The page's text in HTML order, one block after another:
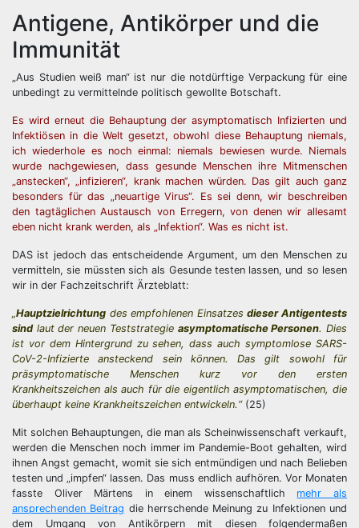
Antigene, Antikörper und die
Immunität
„Aus Studien weiß man“ ist nur die notdürftige Verpackung für eine
unbedingt zu vermittelnde politisch gewollte Botschaft.
Es wird erneut die Behauptung der asymptomatisch Infizierten und
Infektiösen in die Welt gesetzt, obwohl diese Behauptung niemals,
ich wiederhole es noch einmal: niemals bewiesen wurde. Niemals
wurde nachgewiesen, dass gesunde Menschen ihre Mitmenschen
„anstecken“, „infizieren“, krank machen würden. Das gilt auch ganz
besonders für das „neuartige Virus“. Es sei denn, wir beschreiben
den tagtäglichen Austausch von Erregern, von denen wir allesamt
eben nicht krank werden, als „Infektion“. Was es nicht ist.
DAS ist jedoch das entscheidende Argument, um den Menschen zu
vermitteln, sie müssten sich als Gesunde testen lassen, und so lesen
wir in der Fachzeitschrift Ärzteblatt:
„Hauptzielrichtung des empfohlenen Einsatzesdieser Antigentests
sindlaut der neuen Teststrategie asymptomatische Personen. Dies
ist vor dem Hintergrund zu sehen, dass auch symptomlose SARS-
CoV-2-Infizierte ansteckend sein können. Das gilt sowohl für
präsymptomatische Menschen kurz vor den ersten
Krankheitszeichen als auch für die eigentlich asymptomatischen, die
überhaupt keine Krankheitszeichen entwickeln.“(25)
Mit solchen Behauptungen, die man als Scheinwissenschaft verkauft,
werden die Menschen noch immer im Pandemie-Boot gehalten, wird
ihnen Angst gemacht, womit sie sich entmündigen und nach Belieben
testen und „impfen“ lassen. Das muss endlich aufhören. Vor Monaten
fasste Oliver Märtens in einem wissenschaftlich mehr als
ansprechenden Beitrag die herrschende Meinung zu Infektionen und
dem Umgang von Antikörpern mit diesen folgendermaßen